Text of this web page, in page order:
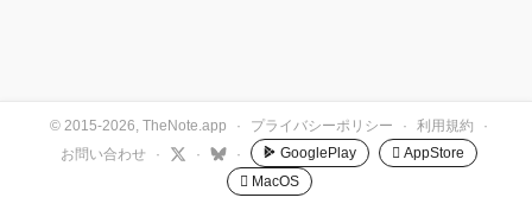
© 2015-2026, TheNote.app · プライバシーポリシー · 利用規約
·
お問い合わせ
· · · GooglePlay
 AppStore
 MacOS